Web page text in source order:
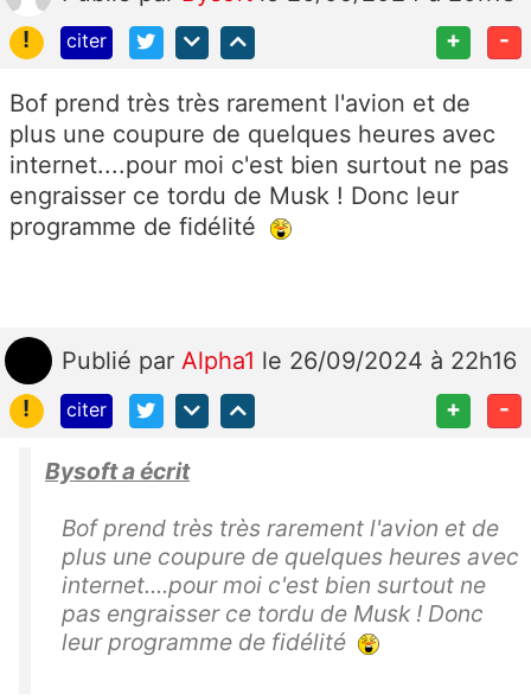
!
citer + -
Bof prend très très rarement l'avion et de
plus une coupure de quelques heures avec
internet....pour moi c'est bien surtout ne pas
engraisser ce tordu de Musk ! Donc leur
programme de fidélité
Publié par Alpha1 le 26/09/2024 à 22h16
!
citer + -
Bysoft a écrit
Bof prend très très rarement l'avion et de
plus une coupure de quelques heures avec
internet....pour moi c'est bien surtout ne
pas engraisser ce tordu de Musk ! Donc
leur programme de fidélité